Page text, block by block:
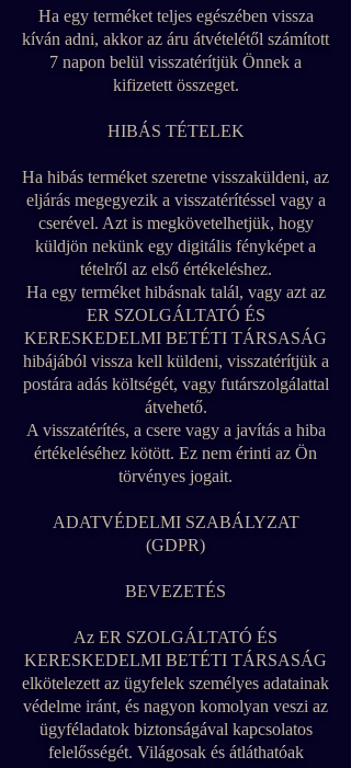
Ha egy terméket teljes egészében vissza
kíván adni, akkor az áru átvételétől számított
7 napon belül visszatérítjük Önnek a
kifizetett összeget.
HIBÁS TÉTELEK
Ha hibás terméket szeretne visszaküldeni, az
eljárás megegyezik a visszatérítéssel vagy a
cserével. Azt is megkövetelhetjük, hogy
küldjön nekünk egy digitális fényképet a
tételről az első értékeléshez.
Ha egy terméket hibásnak talál, vagy azt az
ER SZOLGÁLTATÓ ÉS
KERESKEDELMI BETÉTI TÁRSASÁG
hibájából vissza kell küldeni, visszatérítjük a
postára adás költségét, vagy futárszolgálattal
átvehető.
A visszatérítés, a csere vagy a javítás a hiba
értékeléséhez kötött. Ez nem érinti az Ön
törvényes jogait.
ADATVÉDELMI SZABÁLYZAT
(GDPR)
BEVEZETÉS
Az ER SZOLGÁLTATÓ ÉS
KERESKEDELMI BETÉTI TÁRSASÁG
elkötelezett az ügyfelek személyes adatainak
védelme iránt, és nagyon komolyan veszi az
ügyféladatok biztonságával kapcsolatos
felelősségét. Világosak és átláthatóak